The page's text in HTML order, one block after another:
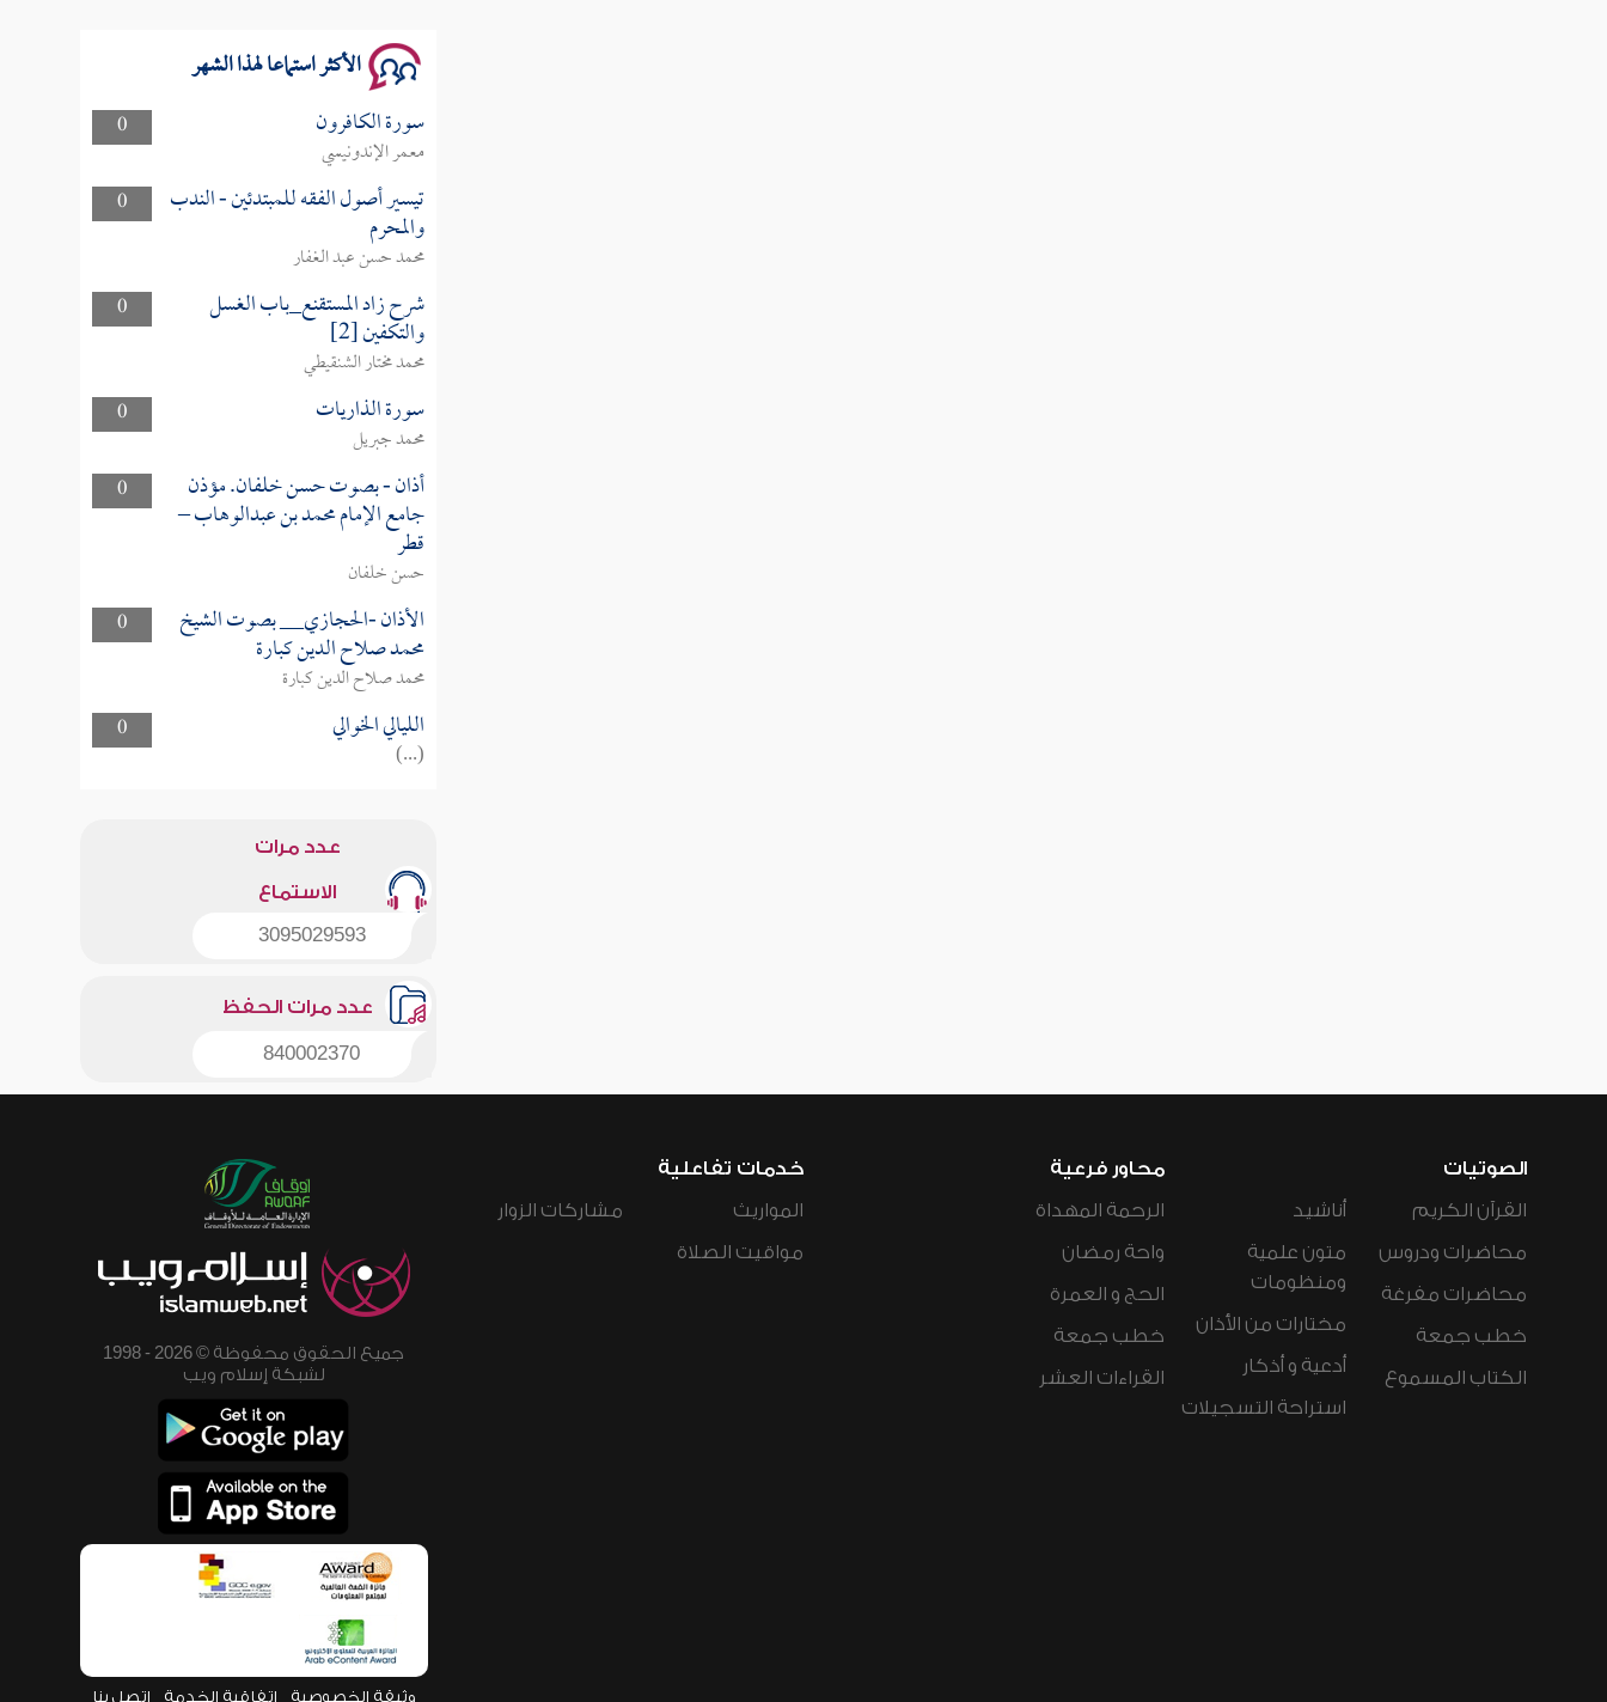
الأكثر استماعا لهذا الشهر
0 سورة الكافرون
معمر الإندونيسي
0
تيسير أصول الفقه للمبتدئين - الندب
والمحرم
محمد حسن عبد الغفار
0
شرح زاد المستقنع_باب الغسل
والتكفين [2]
محمد مختار الشنقيطي
0
سورة الذاريات
محمد جبريل
0
أذان - بصوت حسن خلفان. مؤذن
جامع الإمام محمد بن عبدالوهاب –
قطر
حسن خلفان
0
الأذان -الحجازي__ بصوت الشيخ
محمد صلاح الدين كبارة
محمد صلاح الدين كبارة
0
الليالي الخوالي
(...)
عدد مرات
الاستماع
3095029593
عدد مرات الحفظ
840002370
الصوتيات
القرآن الكريم
محاضرات ودروس
محاضرات مفرغة
خطب جمعة
الكتاب المسموع
أناشيد
متون علمية
ومنظومات
مختارات من الأذان
أدعية و أذكار
استراحة التسجيلات
محاور فرعية
الرحمة المهداة
واحة رمضان
الحج و العمرة
خطب جمعة
القراءات العشر
خدمات تفاعلية
المواريث
مواقيت الصلاة
مشاركات الزوار
جميع الحقوق محفوظة © 2026 - 1998
لشبكة إسلام ويب
وثيقة الخصوصية اتفاقية الخدمة اتصل بنا